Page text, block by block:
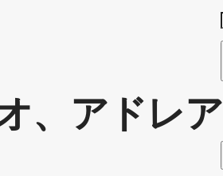
、アドレア